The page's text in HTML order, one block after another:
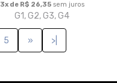
3x de R$ 26,35sem juros
G1, G2, G3, G4
5 » >|